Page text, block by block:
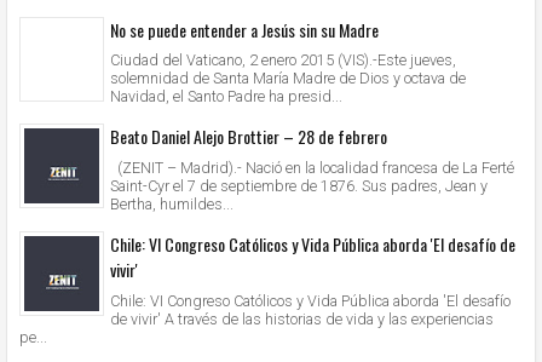
No se puede entender a Jesús sin su Madre
Ciudad del Vaticano, 2 enero 2015 (VIS).-Este jueves,
solemnidad de Santa María Madre de Dios y octava de
Navidad, el Santo Padre ha presid...
Beato Daniel Alejo Brottier – 28 de febrero
(ZENIT – Madrid).- Nació en la localidad francesa de La Ferté
Saint-Cyr el 7 de septiembre de 1876. Sus padres, Jean y
Bertha, humildes...
Chile: VI Congreso Católicos y Vida Pública aborda 'El desafío de
vivir'
Chile: VI Congreso Católicos y Vida Pública aborda 'El desafío
de vivir' A través de las historias de vida y las experiencias
pe...